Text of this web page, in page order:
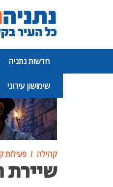
חדשות נתניה
שימושון עירוני
פרסומת
קהילה פעילות
שיירת